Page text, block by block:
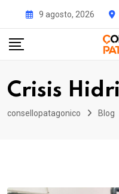
content
9 agosto, 2026
Crisis
consellopatagonico Blog